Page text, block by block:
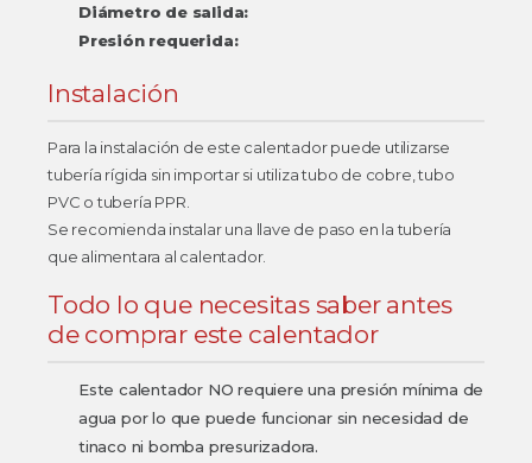
Diámetro de salida:
Presión requerida:
Instalación
Para la instalación de este calentador puede utilizarse
tubería rígida sin importar si utiliza tubo de cobre, tubo
PVC o tubería PPR.
Se recomienda instalar una llave de paso en la tubería
que alimentara al calentador.
Todo lo que necesitas saber antes
de comprar este calentador
Este calentador NO requiere una presión mínima de
agua por lo que puede funcionar sin necesidad de
tinaco ni bomba presurizadora.